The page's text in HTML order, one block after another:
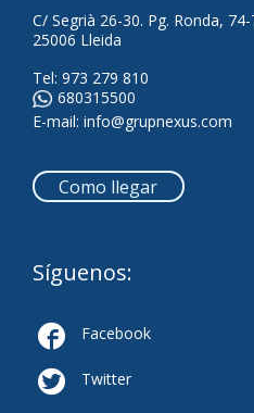
C/ Segrià 26-30. Pg. Ronda, 74-
25006 Lleida
Tel: 973 279 810
680315500
E-mail: info@grupnexus.com
Como llegar
Síguenos:
 Facebook
 Twitter